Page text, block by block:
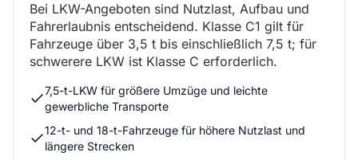
Bei LKW-Angeboten sind Nutzlast, Aufbau und
Fahrerlaubnis entscheidend. Klasse C1 gilt für
Fahrzeuge über 3,5 t bis einschließlich 7,5 t; für
schwerere LKW ist Klasse C erforderlich.
7,5-t-LKW für größere Umzüge und leichte
gewerbliche Transporte
12-t- und 18-t-Fahrzeuge für höhere Nutzlast und
längere Strecken